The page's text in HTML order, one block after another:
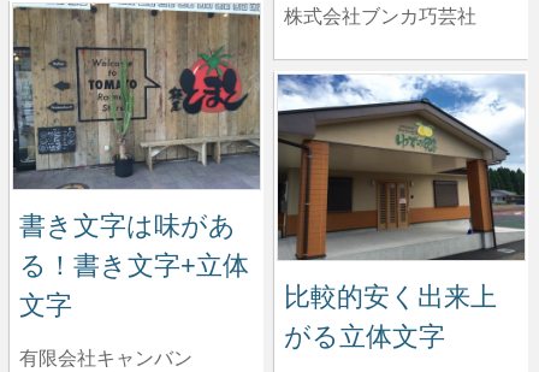
株式会社ブンカ巧芸社
書き文字は味があ
る！書き文字+立体
文字
有限会社キャンバン
比較的安く出来上
がる立体文字